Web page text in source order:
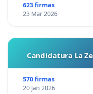
623 firmas
23 Mar 2026
Candidatura La
570 firmas
20 Jan 2026